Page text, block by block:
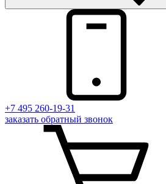
+7 495 260-19-31
заказать обратный звонок